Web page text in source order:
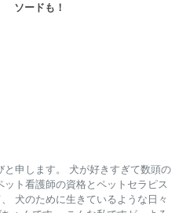
ソードも！
と申します。 犬が好きすぎて数頭の
ット看護師の資格とペットセラピス
犬のために生きているような日々